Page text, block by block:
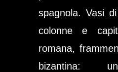
spagnola. Vasi
colonne e
romana,
bizantina: